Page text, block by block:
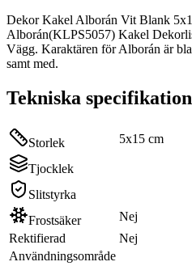
Dekor Kakel Alborán Vit Blank
Alborán(KLPS5057) Kakel
Vägg. Karaktären för Alborán är
samt med.
Tekniska
Storlek 5x15 cm
Tjocklek
Slitstyrka
Frostsäker
Nej
Rektifierad
Nej
Användningsområde